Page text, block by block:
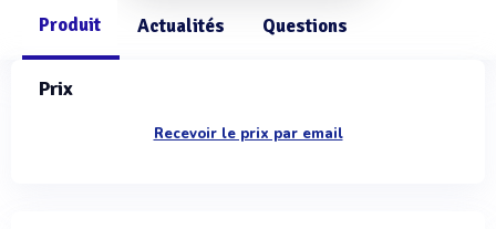
Produit Actualités Questions
Prix
Recevoir le prix par email